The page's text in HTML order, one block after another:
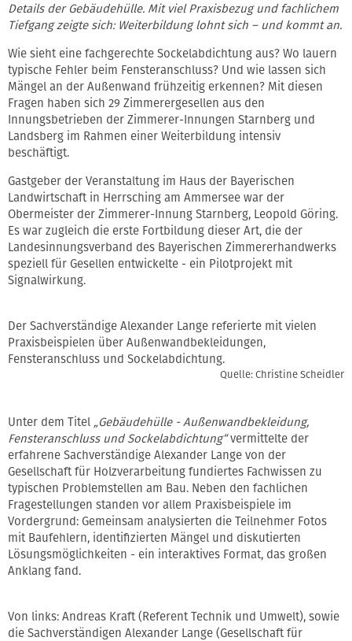
Details der Gebäudehülle. Mit viel Praxisbezug und fachlichem
Tiefgang zeigte sich: Weiterbildung lohnt sich – und kommt an.
Wie sieht eine fachgerechte Sockelabdichtung aus? Wo lauern
typische Fehler beim Fensteranschluss? Und wie lassen sich
Mängel an der Außenwand frühzeitig erkennen? Mit diesen
Fragen haben sich 29 Zimmerergesellen aus den
Innungsbetrieben der Zimmerer-Innungen Starnberg und
Landsberg im Rahmen einer Weiterbildung intensiv
beschäftigt.
Gastgeber der Veranstaltung im Haus der Bayerischen
Landwirtschaft in Herrsching am Ammersee war der
Obermeister der Zimmerer-Innung Starnberg, Leopold Göring.
Es war zugleich die erste Fortbildung dieser Art, die der
Landesinnungsverband des Bayerischen Zimmererhandwerks
speziell für Gesellen entwickelte - ein Pilotprojekt mit
Signalwirkung.
Der Sachverständige Alexander Lange referierte mit vielen
Praxisbeispielen über Außenwandbekleidungen,
Fensteranschluss und Sockelabdichtung.
Quelle: Christine Scheidler
Unter dem Titel „Gebäudehülle - Außenwandbekleidung,
Fensteranschluss und Sockelabdichtung“vermittelte der
erfahrene Sachverständige Alexander Lange von der
Gesellschaft für Holzverarbeitung fundiertes Fachwissen zu
typischen Problemstellen am Bau. Neben den fachlichen
Fragestellungen standen vor allem Praxisbeispiele im
Vordergrund: Gemeinsam analysierten die Teilnehmer Fotos
mit Baufehlern, identifizierten Mängel und diskutierten
Lösungsmöglichkeiten - ein interaktives Format, das großen
Anklang fand.
Von links: Andreas Kraft (Referent Technik und Umwelt), sowie
die Sachverständigen Alexander Lange (Gesellschaft für